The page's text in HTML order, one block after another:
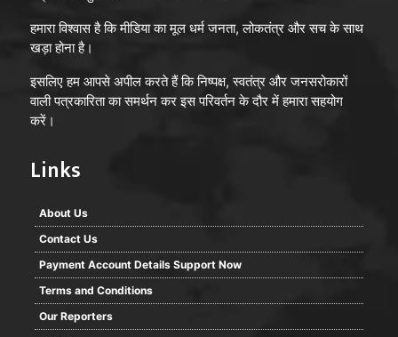
हमारा विश्वास है कि मीडिया का मूल धर्म जनता, लोकतंत्र और सच के साथ
खड़ा होना है।
इसलिए हम आपसे अपील करते हैं कि निष्पक्ष, स्वतंत्र और जनसरोकारों
वाली पत्रकारिता का समर्थन कर इस परिवर्तन के दौर में हमारा सहयोग
करें।
Links
About Us
Contact Us
Payment Account Details Support Now
Terms and Conditions
Our Reporters